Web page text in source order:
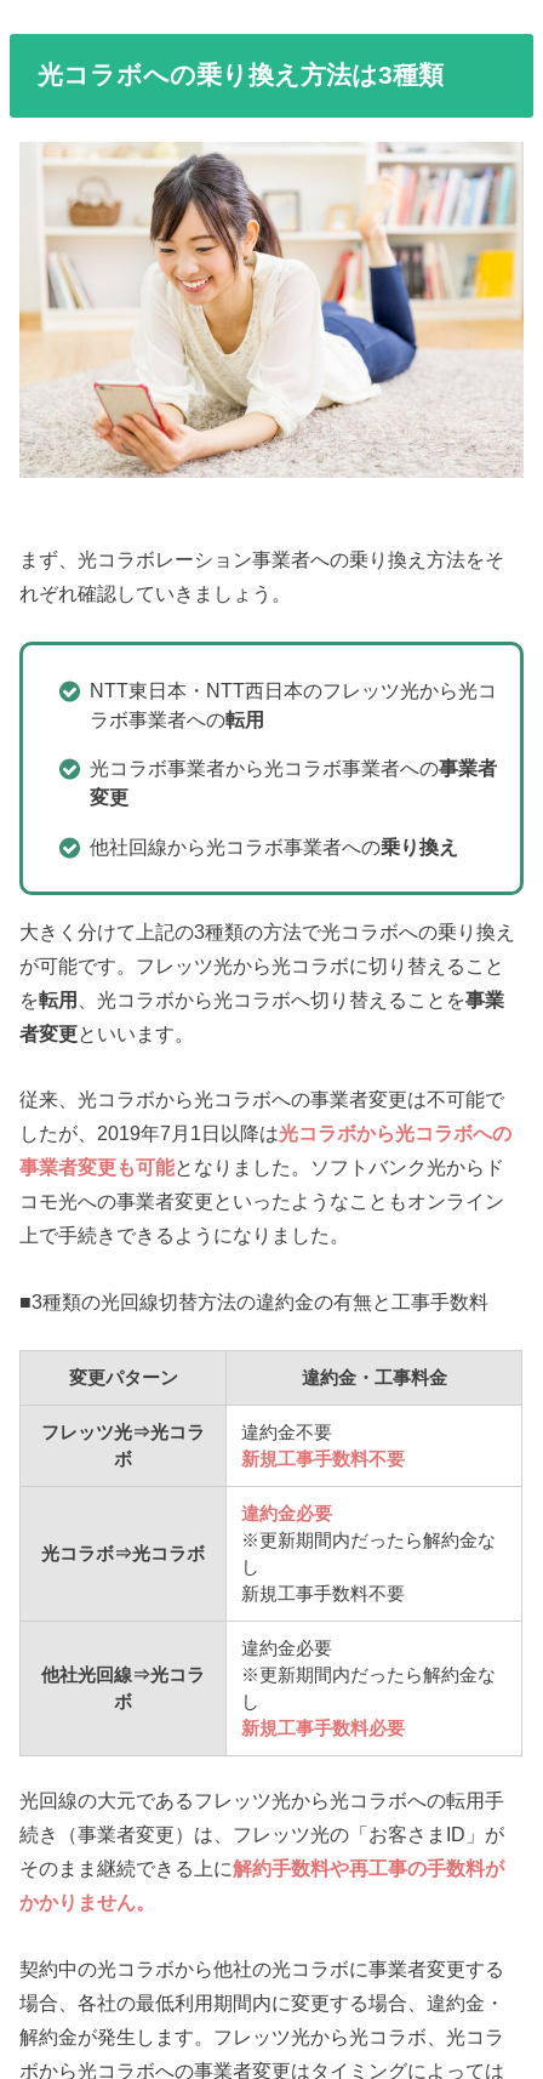
光コラボへの乗り換え方法は3種類
まず、光コラボレーション事業者への乗り換え方法をそ
れぞれ確認していきましょう。
NTT東日本・NTT西日本のフレッツ光から光コ
ラボ事業者への転用
光コラボ事業者から光コラボ事業者への事業者
変更
他社回線から光コラボ事業者への乗り換え
大きく分けて上記の3種類の方法で光コラボへの乗り換え
が可能です。フレッツ光から光コラボに切り替えること
を転用 、光コラボから光コラボへ切り替えることを事業
者変更といいます。
従来、光コラボから光コラボへの事業者変更は不可能で
したが、2019年7月1日以降は光コラボから光コラボへの
事業者変更も可能となりました。ソフトバンク光からド
コモ光への事業者変更といったようなこともオンライン
上で手続きできるようになりました。
■3種類の光回線切替方法の違約金の有無と工事手数料
変更パターン 違約金・工事料金
フレッツ光⇒光コラ
ボ
違約金不要
新規工事手数料不要
光コラボ⇒光コラボ
違約金必要
※更新期間内だったら解約金な
し
新規工事手数料不要
他社光回線⇒光コラ
ボ
違約金必要
※更新期間内だったら解約金な
し
新規工事手数料必要
光回線の大元であるフレッツ光から光コラボへの転用手
続き（事業者変更）は、フレッツ光の「お客さまID」が
そのまま継続できる上に解約手数料や再工事の手数料が
かかりません。
契約中の光コラボから他社の光コラボに事業者変更する
場合、各社の最低利用期間内に変更する場合、違約金・
解約金が発生します。フレッツ光から光コラボ、光コラ
ボから光コラボへの事業者変更はタイミングによっては